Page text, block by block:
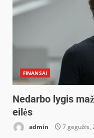
FINANSAI
Nedarbo lygis
eilės
admin 7 gegužės,